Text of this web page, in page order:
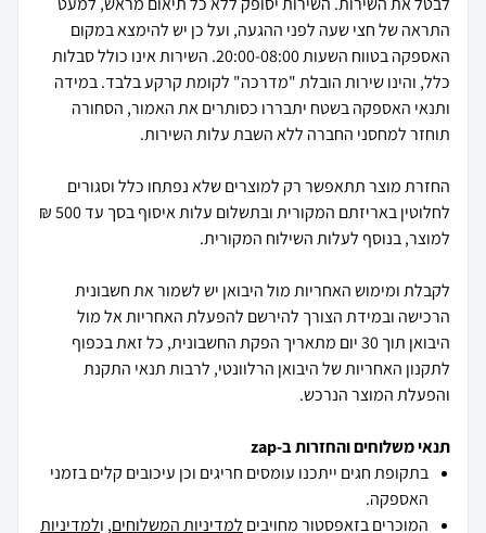
התראה של חצי שעה לפני ההגעה, ועל כן יש להימצא במקום
האספקה בטווח השעות 20:00-08:00. השירות אינו כולל סבלות
כלל, והינו שירות הובלת "מדרכה" לקומת קרקע בלבד. במידה
ותנאי האספקה בשטח יתבררו כסותרים את האמור, הסחורה
החזרת מוצר תתאפשר רק למוצרים שלא נפתחו כלל וסגורים
לחלוטין באריזתם המקורית ובתשלום עלות איסוף בסך עד 500 ₪
לקבלת ומימוש האחריות מול היבואן יש לשמור את חשבונית
הרכישה ובמידת הצורך להירשם להפעלת האחריות אל מול
היבואן תוך 30 יום מתאריך הפקת החשבונית, כל זאת בכפוף
לתקנון האחריות של היבואן הרלוונטי, לרבות תנאי התקנת
והפעלת המוצר הנרכש.
תנאי משלוחים והחזרות ב-zap
בתקופת חגים ייתכנו עומסים חריגים וכן עיכובים קלים בזמני
האספקה.
המוכרים בזאפסטור מחויבים למדיניות המשלוחים, ולמדיניות